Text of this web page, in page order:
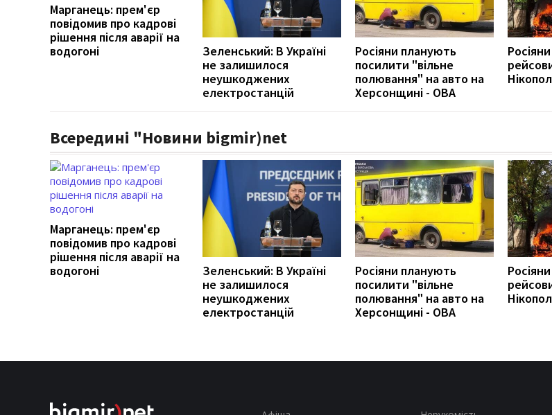
Марганець: прем'єр
повідомив про кадрові
рішення після аварії на
водогоні
Зеленський: В Україні
не залишилося
неушкоджених
електростанцій
Росіяни планують
посилити "вільне
полювання" на авто на
Херсонщині - ОВА
Всередині "Новини bigmir)net
Марганець: прем'єр
повідомив про кадрові
рішення після аварії на
водогоні
Зеленський: В Україні
не залишилося
неушкоджених
електростанцій
Росіяни планують
посилити "вільне
полювання" на авто на
Херсонщині - ОВА